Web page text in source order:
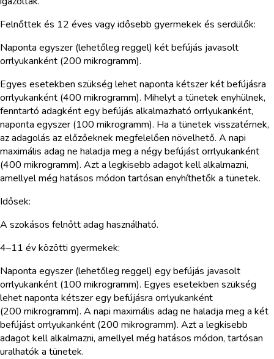
Felnőttek és 12 éves vagy idősebb gyermekek és serdülők:
Naponta egyszer (lehetőleg reggel) két befújás javasolt
orrlyukanként (200 mikrogramm).
Egyes esetekben szükség lehet naponta kétszer két befújásra
orrlyukanként (400 mikrogramm). Mihelyt a tünetek enyhülnek,
fenntartó adagként egy befújás alkalmazható orrlyukanként,
naponta egyszer (100 mikrogramm). Ha a tünetek visszatérnek,
az adagolás az előzőeknek megfelelően növelhető. A napi
maximális adag ne haladja meg a négy befújást orrlyukanként
(400 mikrogramm). Azt a legkisebb adagot kell alkalmazni,
amellyel még hatásos módon tartósan enyhíthetők a tünetek.
Idősek:
A szokásos felnőtt adag használható.
4–11 év közötti gyermekek:
Naponta egyszer (lehetőleg reggel) egy befújás javasolt
orrlyukanként (100 mikrogramm). Egyes esetekben szükség
lehet naponta kétszer egy befújásra orrlyukanként
(200 mikrogramm). A napi maximális adag ne haladja meg a két
befújást orrlyukanként (200 mikrogramm). Azt a legkisebb
adagot kell alkalmazni, amellyel még hatásos módon, tartósan
uralhatók a tünetek.